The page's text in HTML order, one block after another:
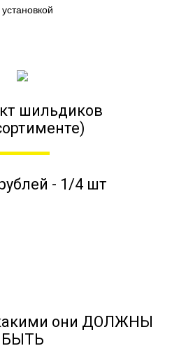
шильдиков
- 1/4 шт
они ДОЛЖНЫ
БЫТЬ